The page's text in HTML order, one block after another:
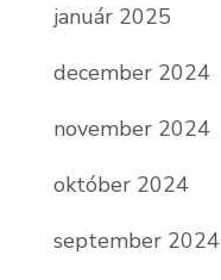
január 2025
december 2024
november 2024
október 2024
september 2024